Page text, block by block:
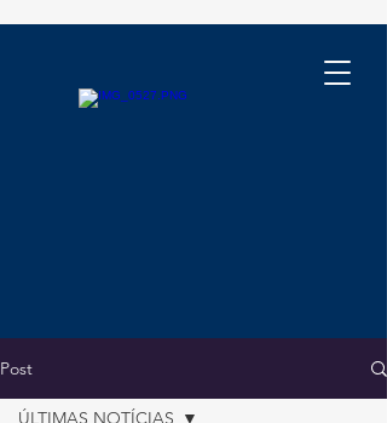
Post
ÚLTIMAS NOTÍCIAS